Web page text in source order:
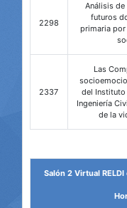
2298
Análisis
futuros
primaria
2337
Las
del Instituto
Ingeniería
de la
Salón 2 Virtual